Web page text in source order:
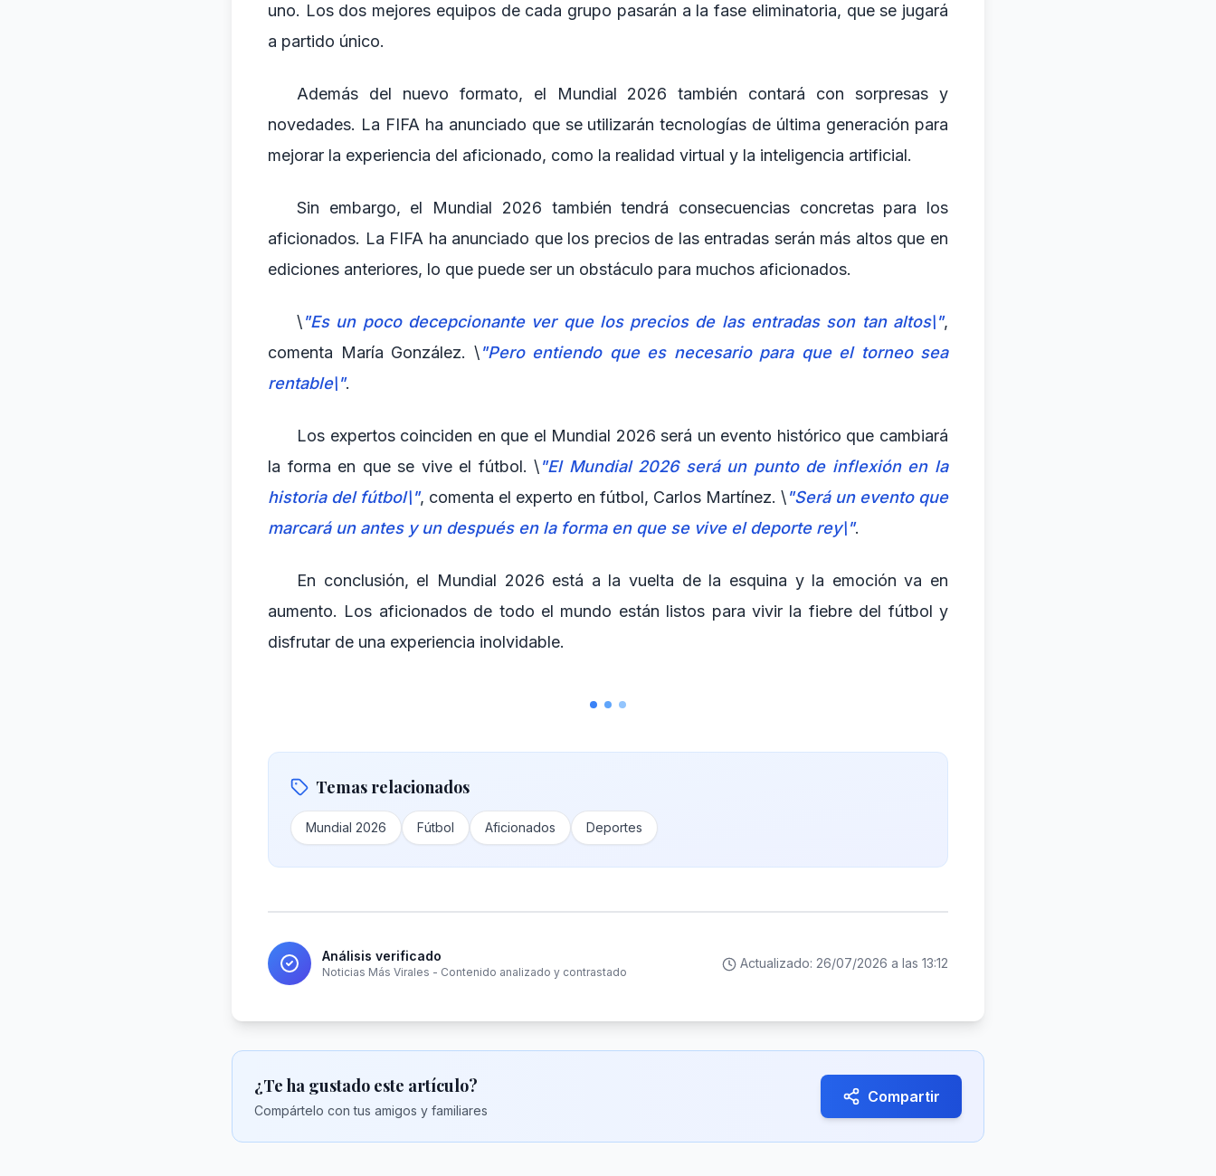
uno. Los dos mejores equipos de cada grupo pasarán a la fase eliminatoria, que se jugará
a partido único.
Además del nuevo formato, el Mundial 2026 también contará con sorpresas y
novedades. La FIFA ha anunciado que se utilizarán tecnologías de última generación para
mejorar la experiencia del aficionado, como la realidad virtual y la inteligencia artificial.
Sin embargo, el Mundial 2026 también tendrá consecuencias concretas para los
aficionados. La FIFA ha anunciado que los precios de las entradas serán más altos que en
ediciones anteriores, lo que puede ser un obstáculo para muchos aficionados.
\"Es un poco decepcionante ver que los precios de las entradas son tan altos\",
comenta María González. \"Pero entiendo que es necesario para que el torneo sea
rentable\".
Los expertos coinciden en que el Mundial 2026 será un evento histórico que cambiará
la forma en que se vive el fútbol. \"El Mundial 2026 será un punto de inflexión en la
historia del fútbol\", comenta el experto en fútbol, Carlos Martínez. \"Será un evento que
marcará un antes y un después en la forma en que se vive el deporte rey\".
En conclusión, el Mundial 2026 está a la vuelta de la esquina y la emoción va en
aumento. Los aficionados de todo el mundo están listos para vivir la fiebre del fútbol y
disfrutar de una experiencia inolvidable.
Temas relacionados
Mundial 2026 Fútbol Aficionados Deportes
Análisis verificado
Noticias Más Virales - Contenido analizado y contrastado
Actualizado: 26/07/2026 a las 13:12
¿Te ha gustado este artículo?
Compártelo con tus amigos y familiares
Compartir